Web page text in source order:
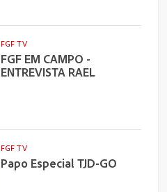
FGF TV
FGF EM CAMPO -
ENTREVISTA RAEL
FGF TV
Papo Especial TJD-GO